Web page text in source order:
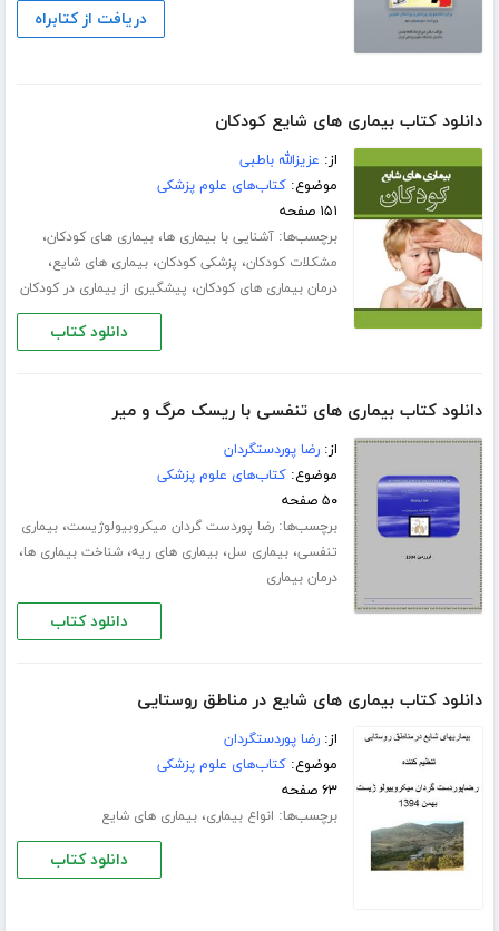
دریافت از کتابراه
دانلود کتاب بیماری های شایع کودکان
از: عزیزالله باطبی
موضوع:کتاب‌های علوم پزشکی
۱۵۱ صفحه
برچسب‌ها:آشنایی با بیماری ها،بیماری های کودکان،
مشکلات کودکان، پزشکی کودکان،بیماری های شایع،
درمان بیماری های کودکان، پیشگیری از بیماری در کودکان
دانلود کتاب
دانلود کتاب بیماری های تنفسی با ریسک مرگ و میر
از:رضا پوردستگردان
موضوع:کتاب‌های علوم پزشکی
۵۰ صفحه
برچسب‌ها:رضا پوردست گردان میکروبیولوژیست،بیماری
تنفسی،بیماری سل،بیماری های ریه،شناخت بیماری ها،
درمان بیماری
دانلود کتاب
دانلود کتاب بیماری های شایع در مناطق روستایی
از:رضا پوردستگردان
موضوع:کتاب‌های علوم پزشکی
۶۳ صفحه
برچسب‌ها: انواع بیماری،بیماری های شایع
دانلود کتاب